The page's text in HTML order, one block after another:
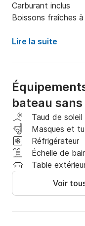
Carburant inclus
Boissons fraîches
Stéréo Bluetooth
Une expérience
les groupes d'amis
Lire la suite
bateau
Taud de soleil
Masques et
Réfrigérateur
Échelle de
Table
Voir